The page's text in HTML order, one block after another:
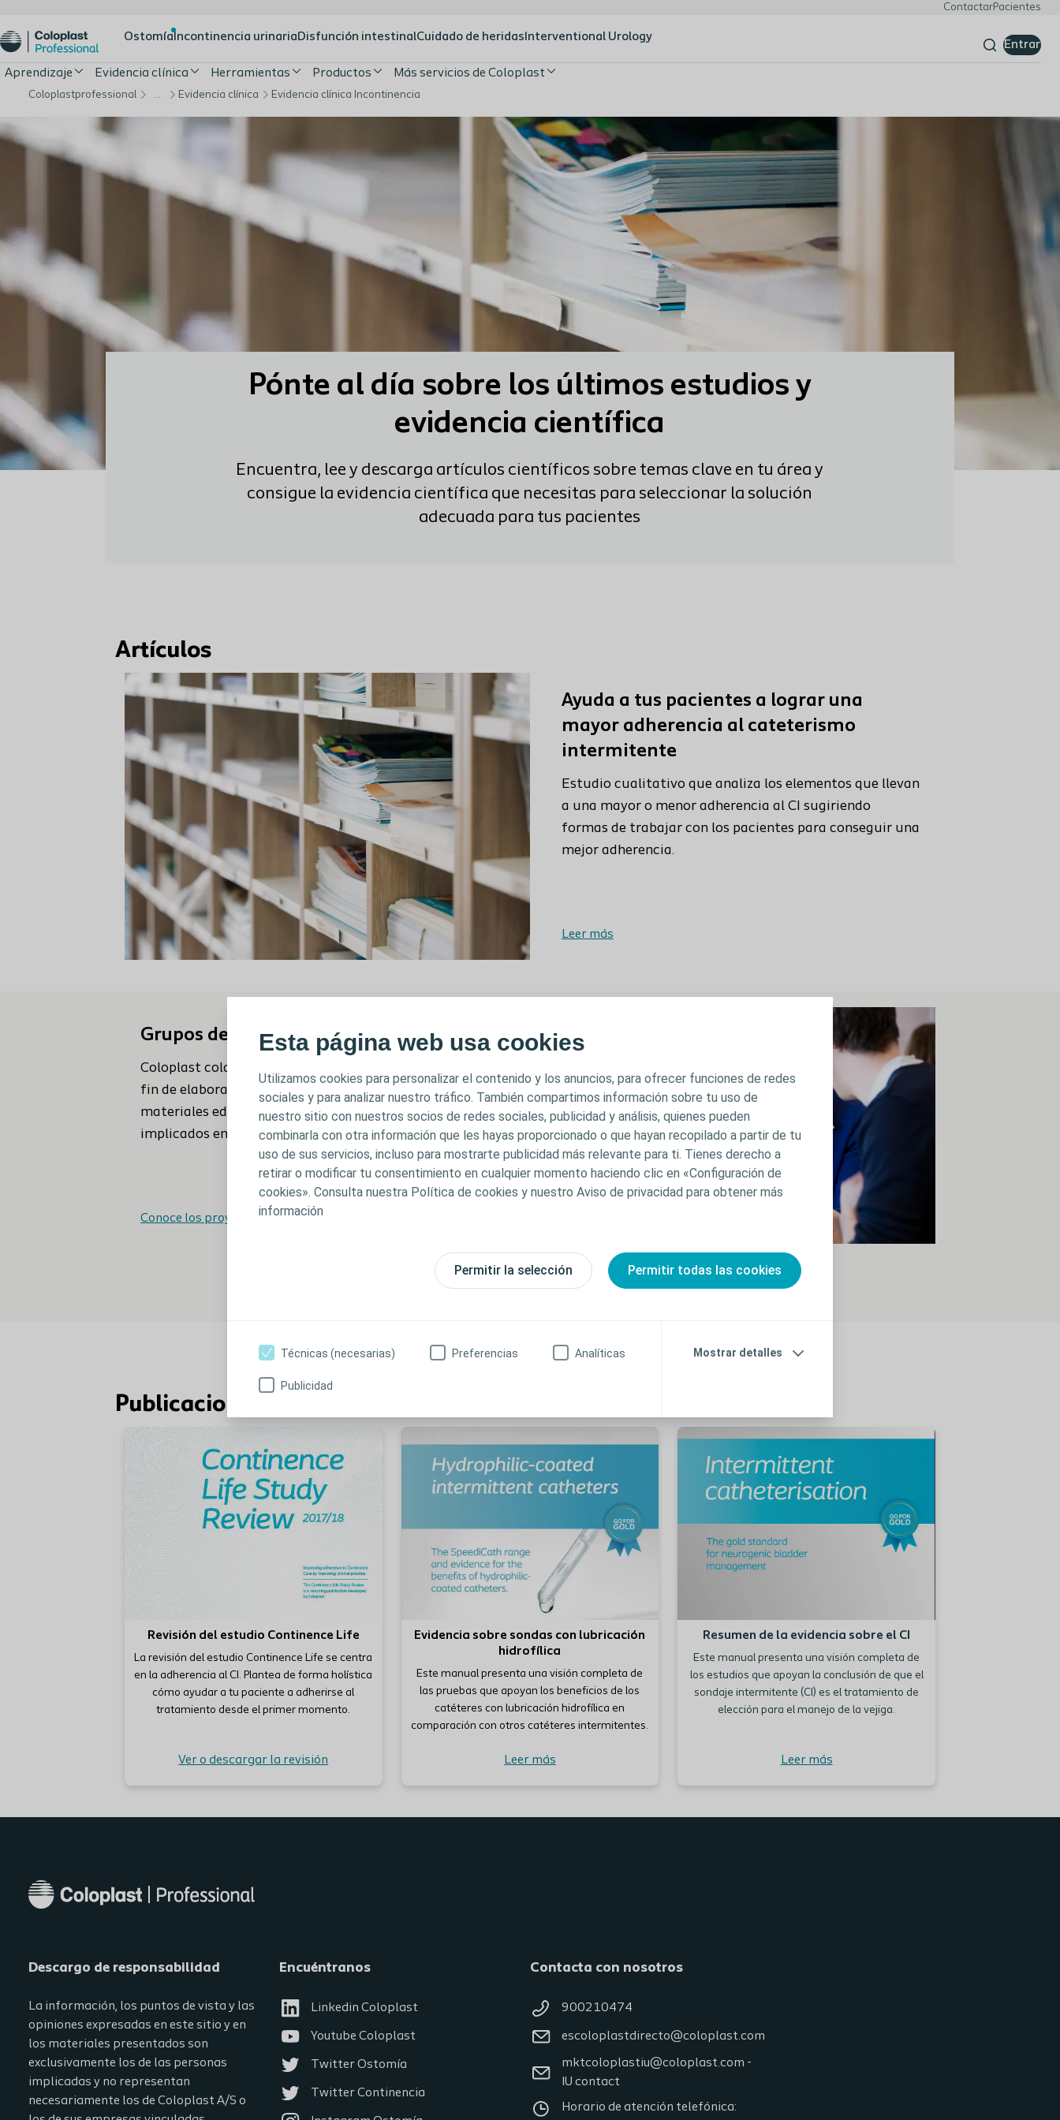
Esta página web usa cookies
Utilizamos cookies para personalizar el contenido y los anuncios, para ofrecer funciones de redes
sociales y para analizar nuestro tráfico. También compartimos información sobre tu uso de
nuestro sitio con nuestros socios de redes sociales, publicidad y análisis, quienes pueden
combinarla con otra información que les hayas proporcionado o que hayan recopilado a partir de tu
uso de sus servicios, incluso para mostrarte publicidad más relevante para ti. Tienes derecho a
retirar o modificar tu consentimiento en cualquier momento haciendo clic en «Configuración de
cookies». Consulta nuestra Política de cookies y nuestro Aviso de privacidad para obtener más
información
Permitir la selección Permitir todas las cookies
Técnicas (necesarias) Preferencias Analíticas
Publicidad
Mostrar detalles
ContactarPacientes
Ostomía Incontinencia urinariaDisfunción intestinalCuidado de heridas Interventional Urology
Entrar
Aprendizaje Evidencia clínica Herramientas Productos Más servicios de Coloplast
Coloplastprofessional … Evidencia clínica Evidencia clínica Incontinencia
Pónte al día sobre los últimos estudios y
evidencia científica
Encuentra, lee y descarga artículos científicos sobre temas clave en tu área y
consigue la evidencia científica que necesitas para seleccionar la solución
adecuada para tus pacientes
Artículos
Ayuda a tus pacientes a lograr una
mayor adherencia al cateterismo
intermitente
Estudio cualitativo que analiza los elementos que llevan
a una mayor o menor adherencia al CI sugiriendo
formas de trabajar con los pacientes para conseguir una
mejor adherencia.
Leer más
Grupos de expertos
Coloplast colabora con diferentes profesionales con el
fin de elaborar proyectos de investigación así como
materiales educativos para otros profesionales
implicados en el campo de la incontinencia urinaria.
Conoce los proyectos de nuestros grupos de expertos
Publicaciones
Ver o descargar la revisión
Revisión del estudio Continence Life
La revisión del estudio Continence Life se centra
en la adherencia al CI. Plantea de forma holística
cómo ayudar a tu paciente a adherirse al
tratamiento desde el primer momento.
Ver o descargar la revisión
Leer más
Evidencia sobre sondas con lubricación
hidrofílica
Este manual presenta una visión completa de
las pruebas que apoyan los beneficios de los
catéteres con lubricación hidrofílica en
comparación con otros catéteres intermitentes.
Leer más
Resumen de la evidencia sobre el CI
Este manual presenta una visión completa de
los estudios que apoyan la conclusión de que el
sondaje intermitente (CI) es el tratamiento de
elección para el manejo de la vejiga.
Leer más
Descargo de responsabilidad
La información, los puntos de vista y las
opiniones expresadas en este sitio y en
los materiales presentados son
exclusivamente los de las personas
implicadas y no representan
necesariamente los de Coloplast A/S o
Encuéntranos
Linkedin Coloplast
Youtube Coloplast
Twitter Ostomía
Twitter Continencia
Contacta con nosotros
900210474
escoloplastdirecto@coloplast.com
mktcoloplastiu@coloplast.com -
IU contact
Horario de atención telefónica: